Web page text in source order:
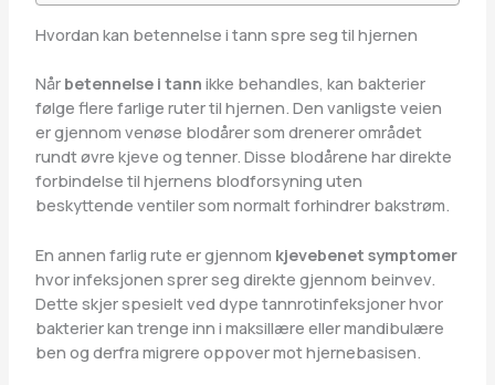
Hvordan kan betennelse i tann spre seg til hjernen
Når betennelse i tann ikke behandles, kan bakterier
følge flere farlige ruter til hjernen. Den vanligste veien
er gjennom venøse blodårer som drenerer området
rundt øvre kjeve og tenner. Disse blodårene har direkte
forbindelse til hjernens blodforsyning uten
beskyttende ventiler som normalt forhindrer bakstrøm.
En annen farlig rute er gjennom kjevebenet symptomer
hvor infeksjonen sprer seg direkte gjennom beinvev.
Dette skjer spesielt ved dype tannrotinfeksjoner hvor
bakterier kan trenge inn i maksillære eller mandibulære
ben og derfra migrere oppover mot hjernebasisen.